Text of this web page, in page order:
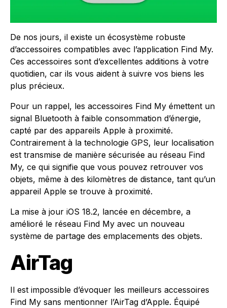
De nos jours, il existe un écosystème robuste
d’accessoires compatibles avec l’application Find My.
Ces accessoires sont d’excellentes additions à votre
quotidien, car ils vous aident à suivre vos biens les
plus précieux.
Pour un rappel, les accessoires Find My émettent un
signal Bluetooth à faible consommation d’énergie,
capté par des appareils Apple à proximité.
Contrairement à la technologie GPS, leur localisation
est transmise de manière sécurisée au réseau Find
My, ce qui signifie que vous pouvez retrouver vos
objets, même à des kilomètres de distance, tant qu’un
appareil Apple se trouve à proximité.
La mise à jour iOS 18.2, lancée en décembre, a
amélioré le réseau Find My avec un nouveau
système de partage des emplacements des objets.
AirTag
Il est impossible d’évoquer les meilleurs accessoires
Find My sans mentionner l’AirTag d’Apple. Équipé